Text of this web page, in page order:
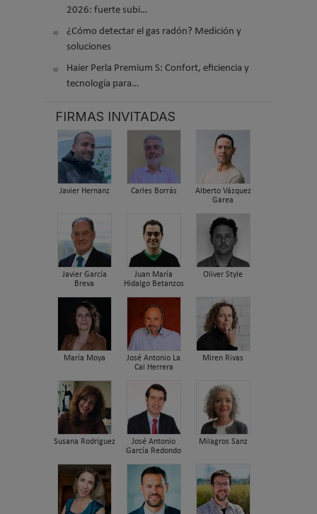
2026: fuerte subi…
¿Cómo detectar el gas radón? Medición y
soluciones
Haier Perla Premium S: Confort, eficiencia y
tecnología para…
FIRMAS INVITADAS
Javier Hernanz Carles Borrás
Alberto Vázquez
Garea
Javier García
Breva
Juan María
Hidalgo Betanzos
Oliver Style
María Moya
José Antonio La
Cal Herrera
Miren Rivas
Susana Rodriguez
José Antonio
García Redondo
Milagros Sanz